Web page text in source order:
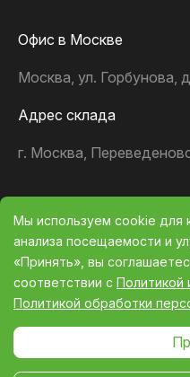
Офис в Москве
Москва, ул. Горбунова,
Адрес склада
г. Москва,
2026 © Эффорт Телеком
Политика
Мы используем cookie для
анализа посещаемости и
«Принять», вы
соответствии с Политикой
Политикой обработки